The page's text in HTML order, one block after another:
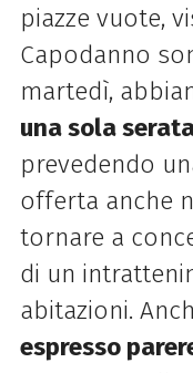
piazze vuote,
Capodanno
martedì,
una sola
prevedendo
offerta anche
tornare a
di un
abitazioni.
espresso